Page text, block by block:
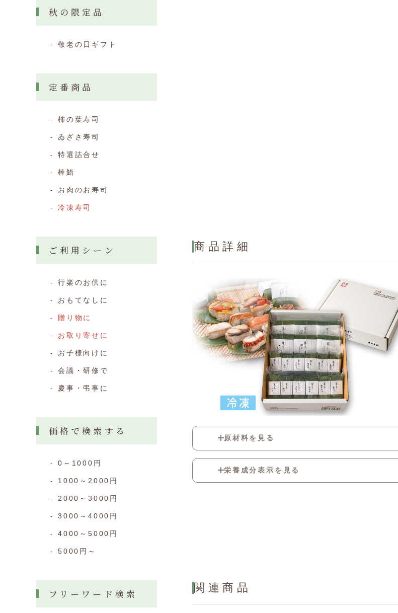
商品詳細
原材料を見る
糖液糖、砂糖、食塩)、調味液、植物油]、穴
加工デンプン、着色料(カラメル、野菜色
栄養成分表示を見る
関連商品
秋の限定品
敬老の日ギフト
定番商品
柿の葉寿司
ゐざさ寿司
特選詰合せ
棒鮨
お肉のお寿司
冷凍寿司
ご利用シーン
行楽のお供に
おもてなしに
贈り物に
お取り寄せに
お子様向けに
会議・研修で
慶事・弔事に
価格で検索する
0～1000円
1000～2000円
2000～3000円
3000～4000円
4000～5000円
5000円～
フリーワード検索